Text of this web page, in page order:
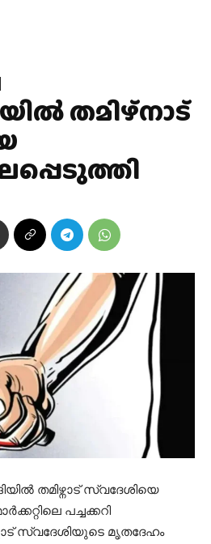
തമിഴ്നാട്
തമിഴ്നാട് സ്വദേശിയെ
പച്ചക്കറി
സ്വദേശിയുടെ മൃതദേഹം